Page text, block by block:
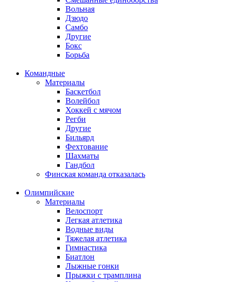
Вольная
Дзюдо
Самбо
Другие
Бокс
Борьба
Командные
Материалы
Баскетбол
Волейбол
Хоккей с мячом
Регби
Другие
Бильярд
Фехтование
Шахматы
Гандбол
Финская команда отказалась
Олимпийские
Материалы
Велоспорт
Легкая атлетика
Водные виды
Тяжелая атлетика
Гимнастика
Биатлон
Лыжные гонки
Прыжки с трамплина